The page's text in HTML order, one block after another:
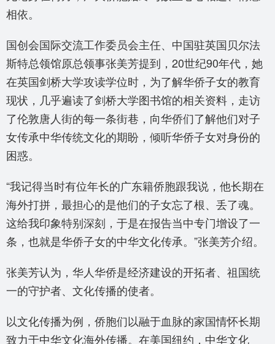
相依。
国创会国际交流工作委员会主任、中国驻英国贝尔法
斯特总领馆原总领事张美芳提到，20世纪90年代，她
在英国剑桥大学攻读学位时，为了解华侨子女的教育
现状，几乎遍读了剑桥大学图书馆的相关资料，走访
了伦敦唐人街的每一条街巷，向华侨们了解他们对子
女传承中华传统文化的期盼，倾听华侨子女对身份的
困惑。
“我记得当时有位年长的广东籍侨胞跟我说，他长期在
海外打拼，最担心的是他们的子女忘了根、丢了魂。
这给我印象特别深刻，于是在报告当中专门增设了一
条，也就是华侨子女的中华文化传承。”张美芳介绍。
张美芳认为，华人华侨是经济建设的开拓者、祖国统
一的守护者、文化传播的使者。
以文化传播为例，侨胞们以融于血脉的家国情怀长期
致力于中华文化海外传播。在美国纽约，中华文化